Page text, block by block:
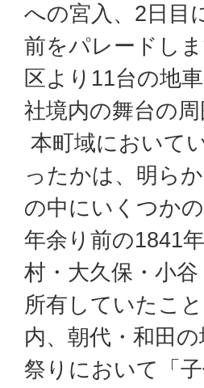
への宮入、2日目
前をパレードし
区より11台の地
社境内の舞台の
本町域において
ったかは、明ら
の中にいくつか
年余り前の1841
村・大久保・小
所有していたこ
内、朝代・和田
祭りにおいて「